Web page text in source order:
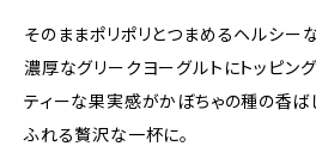
そのままポリポリとつまめるヘルシー
濃厚なグリークヨーグルトにトッピン
ティーな果実感がかぼちゃの種の香ば
ふれる贅沢な一杯に。